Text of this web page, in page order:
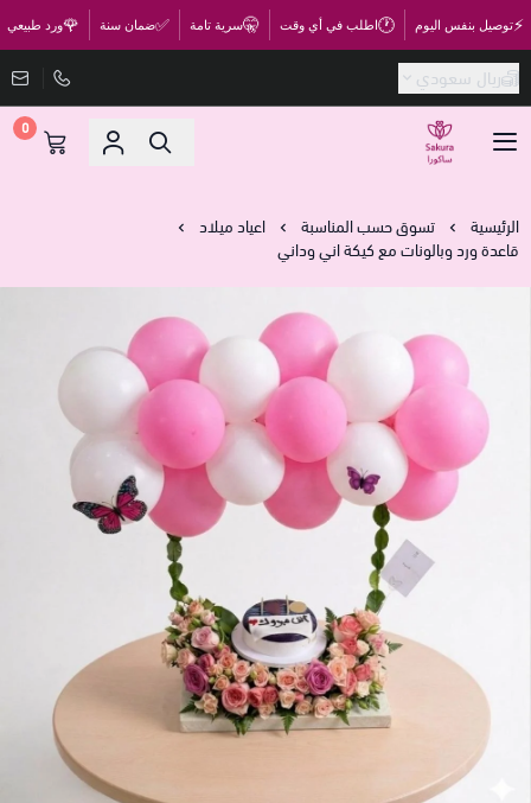
⚡توصيل بنفس اليوم 🕐اطلب في أي وقت 🤫سرية تامة ✅ضمان سنة 🌹ورد طبيعي
ريال سعودي
متجر ساكورا
0
الرئيسية تسوق حسب المناسبة
اعياد ميلاد
قاعدة ورد وبالونات مع كيكة اني وداني